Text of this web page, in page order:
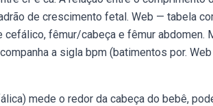
de crescimento fetal. Web — tabela
fêmur/cabeça e fêmur abdomen.
a sigla bpm (batimentos por.
mede o redor da cabeça do bebê,